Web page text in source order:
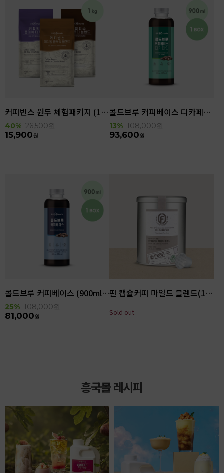
커피빈스 원두 체험패키지 (1kg)
40% 26,500원
15,900원
콜드브루 커피베이스 디카페인 (900ml x 6ea)
13% 108,000원
93,600원
콜드브루 커피베이스 (900ml x 6ea)
25% 108,000원
81,000원
핀 캡슐커피 마일드 블렌드(100입)
Sold out
흥국몰 레시피